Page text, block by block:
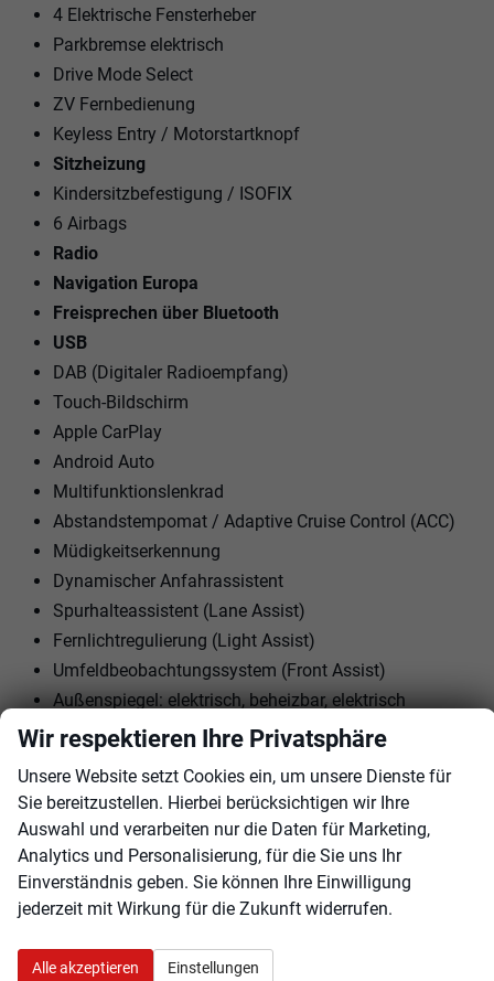
4 Elektrische Fensterheber
Parkbremse elektrisch
Drive Mode Select
ZV Fernbedienung
Keyless Entry / Motorstartknopf
Sitzheizung
Kindersitzbefestigung / ISOFIX
6 Airbags
Radio
Navigation Europa
Freisprechen über Bluetooth
USB
DAB (Digitaler Radioempfang)
Touch-Bildschirm
Apple CarPlay
Android Auto
Multifunktionslenkrad
Abstandstempomat / Adaptive Cruise Control (ACC)
Müdigkeitserkennung
Dynamischer Anfahrassistent
Spurhalteassistent (Lane Assist)
Fernlichtregulierung (Light Assist)
Umfeldbeobachtungssystem (Front Assist)
Außenspiegel: elektrisch, beheizbar, elektrisch
anklappbar
Rückfahrkamera
Parksensoren vorne + hinten
17"" LM-Felgen mit Reifen 215/65R17
Tagfahrlicht mit LED
LED-Scheinwerfer
Bergabfahrassistent
Wir respektieren Ihre Privatsphäre
Unsere Website setzt Cookies ein, um unsere Dienste für
Sie bereitzustellen. Hierbei berücksichtigen wir Ihre
Auswahl und verarbeiten nur die Daten für Marketing,
Analytics und Personalisierung, für die Sie uns Ihr
Einverständnis geben. Sie können Ihre Einwilligung
jederzeit mit Wirkung für die Zukunft widerrufen.
Alle akzeptieren Einstellungen